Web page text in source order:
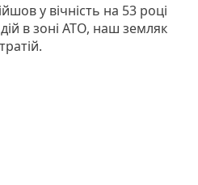
у вічність на 53 році
в зоні АТО, наш земляк